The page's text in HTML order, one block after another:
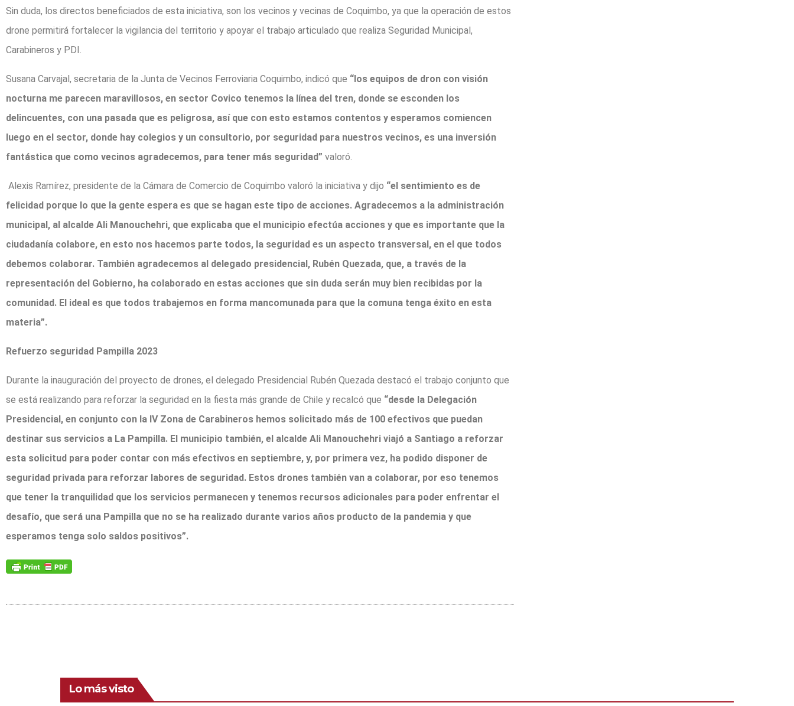
Sin duda, los directos beneficiados de esta iniciativa, son los vecinos y vecinas de Coquimbo, ya que la operación de estos
drone permitirá fortalecer la vigilancia del territorio y apoyar el trabajo articulado que realiza Seguridad Municipal,
Carabineros y PDI.
Susana Carvajal, secretaria de la Junta de Vecinos Ferroviaria Coquimbo, indicó que “los equipos de dron con visión
nocturna me parecen maravillosos, en sector Covico tenemos la línea del tren, donde se esconden los
delincuentes, con una pasada que es peligrosa, así que con esto estamos contentos y esperamos comiencen
luego en el sector, donde hay colegios y un consultorio, por seguridad para nuestros vecinos, es una inversión
fantástica que como vecinos agradecemos, para tener más seguridad” valoró.
Alexis Ramírez, presidente de la Cámara de Comercio de Coquimbo valoró la iniciativa y dijo “el sentimiento es de
felicidad porque lo que la gente espera es que se hagan este tipo de acciones. Agradecemos a la administración
municipal, al alcalde Ali Manouchehri, que explicaba que el municipio efectúa acciones y que es importante que la
ciudadanía colabore, en esto nos hacemos parte todos, la seguridad es un aspecto transversal, en el que todos
debemos colaborar. También agradecemos al delegado presidencial, Rubén Quezada, que, a través de la
representación del Gobierno, ha colaborado en estas acciones que sin duda serán muy bien recibidas por la
comunidad. El ideal es que todos trabajemos en forma mancomunada para que la comuna tenga éxito en esta
materia”.
Refuerzo seguridad Pampilla 2023
Durante la inauguración del proyecto de drones, el delegado Presidencial Rubén Quezada destacó el trabajo conjunto que
se está realizando para reforzar la seguridad en la fiesta más grande de Chile y recalcó que “desde la Delegación
Presidencial, en conjunto con la IV Zona de Carabineros hemos solicitado más de 100 efectivos que puedan
destinar sus servicios a La Pampilla. El municipio también, el alcalde Ali Manouchehri viajó a Santiago a reforzar
esta solicitud para poder contar con más efectivos en septiembre, y, por primera vez, ha podido disponer de
seguridad privada para reforzar labores de seguridad. Estos drones también van a colaborar, por eso tenemos
que tener la tranquilidad que los servicios permanecen y tenemos recursos adicionales para poder enfrentar el
desafío, que será una Pampilla que no se ha realizado durante varios años producto de la pandemia y que
esperamos tenga solo saldos positivos”.
Lo más visto